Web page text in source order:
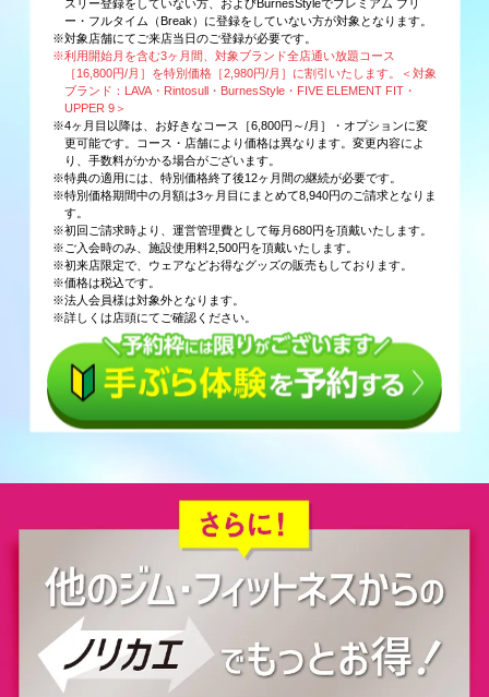
スリー登録をしていない方、およびBurnesStyleでプレミアム フリ
ー・フルタイム（Break）に登録をしていない方が対象となります。
※対象店舗にてご来店当日のご登録が必要です。
※利用開始月を含む3ヶ月間、対象ブランド全店通い放題コース
［16,800円/月］を特別価格［2,980円/月］に割引いたします。＜対象
ブランド：LAVA・Rintosull・BurnesStyle・FIVE ELEMENT FIT・
UPPER 9＞
※4ヶ月目以降は、お好きなコース［6,800円～/月］・オプションに変
更可能です。コース・店舗により価格は異なります。変更内容によ
り、手数料がかかる場合がございます。
※特典の適用には、特別価格終了後12ヶ月間の継続が必要です。
※特別価格期間中の月額は3ヶ月目にまとめて8,940円のご請求となりま
す。
※初回ご請求時より、運営管理費として毎月680円を頂戴いたします。
※ご入会時のみ、施設使用料2,500円を頂戴いたします。
※初来店限定で、ウェアなどお得なグッズの販売もしております。
※価格は税込です。
※法人会員様は対象外となります。
※詳しくは店頭にてご確認ください。